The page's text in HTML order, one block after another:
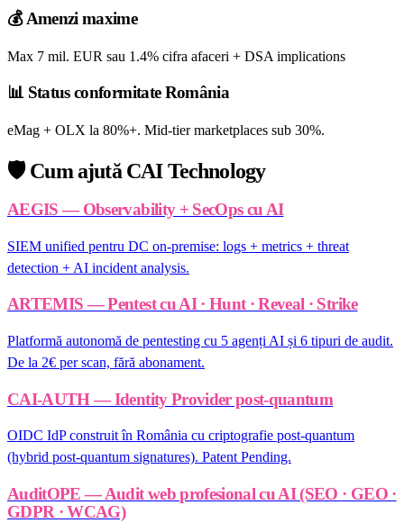
💰Amenzi maxime
Max 7 mil. EUR sau 1.4% cifra afaceri + DSA implications
📊Status conformitate România
eMag + OLX la 80%+. Mid-tier marketplaces sub 30%.
🛡️Cum ajută CAI Technology
AEGIS — Observability + SecOps cu AI
SIEM unified pentru DC on-premise: logs + metrics + threat
detection + AI incident analysis.
ARTEMIS — Pentest cu AI · Hunt · Reveal · Strike
Platformă autonomă de pentesting cu 5 agenți AI și 6 tipuri de audit.
De la 2€ per scan, fără abonament.
CAI-AUTH — Identity Provider post-quantum
OIDC IdP construit în România cu criptografie post-quantum
(hybrid post-quantum signatures). Patent Pending.
AuditOPE — Audit web profesional cu AI (SEO · GEO ·
GDPR · WCAG)